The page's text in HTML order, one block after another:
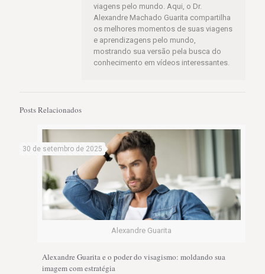
viagens pelo mundo. Aqui, o Dr.
Alexandre Machado Guarita compartilha
os melhores momentos de suas viagens
e aprendizagens pelo mundo,
mostrando sua versão pela busca do
conhecimento em vídeos interessantes.
Posts Relacionados
Alexandre Guarita
30 de setembro de 2025
Alexandre Guarita e o poder do visagismo: moldando sua
imagem com estratégia